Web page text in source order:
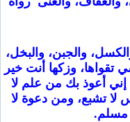
والجبن، والبخل،
تقواها، وزكها أنت خير
إني أعوذ بك من علم لا
تشبع، ومن دعوة لا
مسلم.